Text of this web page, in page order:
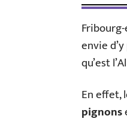
envie
qu’est
En effet,
pignons